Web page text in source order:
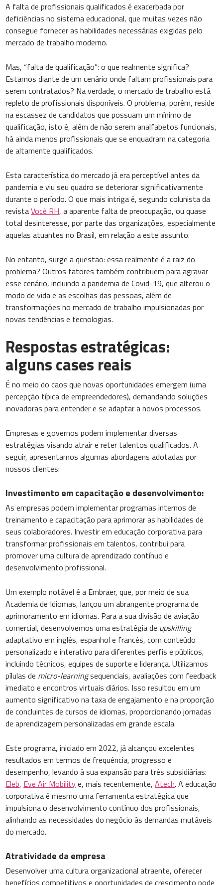
A falta de profissionais qualificados é exacerbada por
deficiências no sistema educacional, que muitas vezes não
consegue fornecer as habilidades necessárias exigidas pelo
mercado de trabalho moderno.
Mas, “falta de qualificação”: o que realmente significa?
Estamos diante de um cenário onde faltam profissionais para
serem contratados? Na verdade, o mercado de trabalho está
repleto de profissionais disponíveis. O problema, porém, reside
na escassez de candidatos que possuam um mínimo de
qualificação, isto é, além de não serem analfabetos funcionais,
há ainda menos profissionais que se enquadram na categoria
de altamente qualificados.
Esta característica do mercado já era perceptível antes da
pandemia e viu seu quadro se deteriorar significativamente
durante o período. O que mais intriga é, segundo colunista da
revistaVocê RH, a aparente falta de preocupação, ou quase
total desinteresse, por parte das organizações, especialmente
aquelas atuantes no Brasil, em relação a este assunto.
No entanto, surge a questão: essa realmente é a raiz do
problema? Outros fatores também contribuem para agravar
esse cenário, incluindo a pandemia de Covid-19, que alterou o
modo de vida e as escolhas das pessoas, além de
transformações no mercado de trabalho impulsionadas por
novas tendências e tecnologias.
Respostas estratégicas:
alguns cases reais
É no meio do caos que novas oportunidades emergem (uma
percepção típica de empreendedores), demandando soluções
inovadoras para entender e se adaptar a novos processos.
Empresas e governos podem implementar diversas
estratégias visando atrair e reter talentos qualificados. A
seguir, apresentamos algumas abordagens adotadas por
nossos clientes:
Investimento em capacitação e desenvolvimento:
As empresas podem implementar programas internos de
treinamento e capacitação para aprimorar as habilidades de
seus colaboradores. Investir em educação corporativa para
transformar profissionais em talentos, contribui para
promover uma cultura de aprendizado contínuo e
desenvolvimento profissional.
Um exemplo notável é a Embraer, que, por meio de sua
Academia de Idiomas, lançou um abrangente programa de
aprimoramento em idiomas. Para a sua divisão de aviação
comercial, desenvolvemos uma estratégia de upskilling
adaptativo em inglês, espanhol e francês, com conteúdo
personalizado e interativo para diferentes perfis e públicos,
incluindo técnicos, equipes de suporte e liderança. Utilizamos
pílulas de micro-learningsequenciais, avaliações com feedback
imediato e encontros virtuais diários. Isso resultou em um
aumento significativo na taxa de engajamento e na proporção
de concluintes de cursos de idiomas, proporcionando jornadas
de aprendizagem personalizadas em grande escala.
Este programa, iniciado em 2022, já alcançou excelentes
resultados em termos de frequência, progresso e
desempenho, levando à sua expansão para três subsidiárias:
Eleb, Eve Air Mobilitye, mais recentemente,Atech. A educação
corporativa é mesmo uma ferramenta estratégica que
impulsiona o desenvolvimento contínuo dos profissionais,
alinhando as necessidades do negócio às demandas mutáveis
do mercado.
Atratividade da empresa
Desenvolver uma cultura organizacional atraente, oferecer
benefícios competitivos e oportunidades de crescimento pode